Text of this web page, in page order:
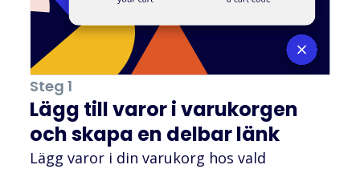
Steg 1
Lägg till varor i varukorgen
och skapa en delbar länk
Lägg varor i din varukorg hos vald